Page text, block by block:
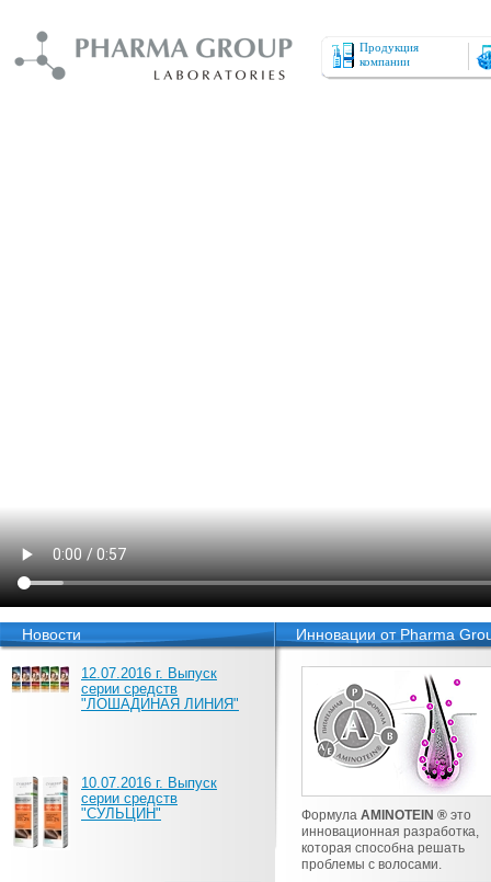
Продукция
компании
Новости
12.07.2016 г. Выпуск
серии средств
"ЛОШАДИНАЯ ЛИНИЯ"
10.07.2016 г. Выпуск
серии средств
"СУЛЬЦИН"
Инновации от Pharma
Формула AMINOTEIN ® это
инновационная разработка,
которая способна решать
проблемы с волосами.